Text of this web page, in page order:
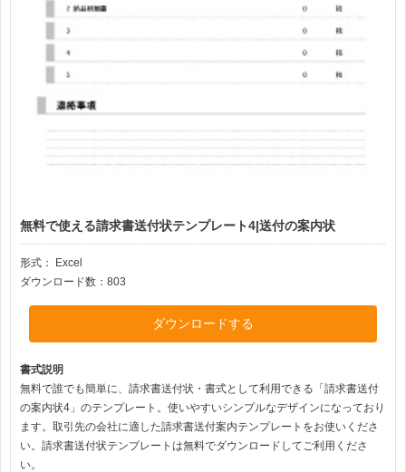
無料で使える請求書送付状テンプレート4|送付の案内状
形式：
Excel
ダウンロード数：803
ダウンロードする
書式説明
無料で誰でも簡単に、請求書送付状・書式として利用できる「請求書送付
の案内状4」のテンプレート。使いやすいシンプルなデザインになっており
ます。取引先の会社に適した請求書送付案内テンプレートをお使いくださ
い。請求書送付状テンプレートは無料でダウンロードしてご利用くださ
い。